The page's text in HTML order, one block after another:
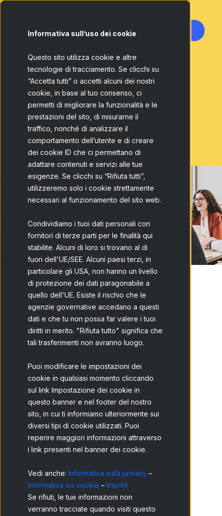
Informativa sull’uso dei cookie
Questo sito utilizza cookie e altre
tecnologie di tracciamento. Se clicchi su
“Accetta tutti” o accetti alcuni dei nostri
cookie, in base al tuo consenso, ci
permetti di migliorare la funzionalità e le
prestazioni del sito, di misurarne il
traffico, nonché di analizzare il
comportamento dell’utente e di creare
dei cookie ID che ci permettano di
adattare contenuti e servizi alle tue
esigenze. Se clicchi su “Rifiuta tutti”,
utilizzeremo solo i cookie strettamente
necessari al funzionamento del sito web.
Condividiamo i tuoi dati personali con
fornitori di terze parti per le finalità qui
stabilite. Alcuni di loro si trovano al di
fuori dell'UE/SEE. Alcuni paesi terzi, in
particolare gli USA, non hanno un livello
di protezione dei dati paragonabile a
quello dell'UE. Esiste il rischio che le
agenzie governative accedano a questi
dati e che tu non possa far valere i tuoi
diritti in merito. "Rifiuta tutto" significa che
tali trasferimenti non avranno luogo.
Puoi modificare le impostazioni dei
cookie in qualsiasi momento cliccando
sul link Impostazione dei cookie in
questo banner e nel footer del nostro
sito, in cui ti informiamo ulteriormente sui
diversi tipi di cookie utilizzati. Puoi
reperire maggiori informazioni attraverso
i link presenti nel banner dei cookie.
Vedi anche: Informativa sulla privacy –
Informativa sui cookie – Imprint
Se rifiuti, le tue informazioni non
verranno tracciate quando visiti questo
Life at Netquest
Cultura autentica
Siamo un gruppo di persone unite
dal desiderio di fare cose concrete
con il nostro lavoro.